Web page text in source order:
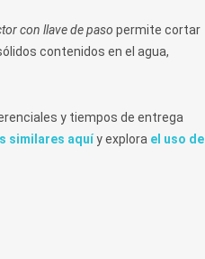
con llave de paso permite cortar
contenidos en el agua,
y tiempos de entrega
similares aquíy explora el uso de